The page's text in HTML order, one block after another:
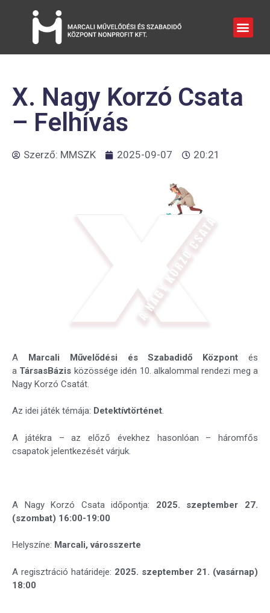
X. Nagy Korzó Csata
– Felhívás
Szerző: MMSZK 2025-09-07 20:21
A Marcali Művelődési és Szabadidő Központ és
a TársasBázis közössége idén 10. alkalommal rendezi meg a
Nagy Korzó Csatát.
Az idei játék témája: Detektívtörténet.
A játékra – az előző évekhez hasonlóan – háromfős
csapatok jelentkezését várjuk.
A Nagy Korzó Csata időpontja: 2025. szeptember 27.
(szombat) 16:00-19:00
Helyszíne: Marcali, városszerte
A regisztráció határideje: 2025. szeptember 21. (vasárnap)
18:00